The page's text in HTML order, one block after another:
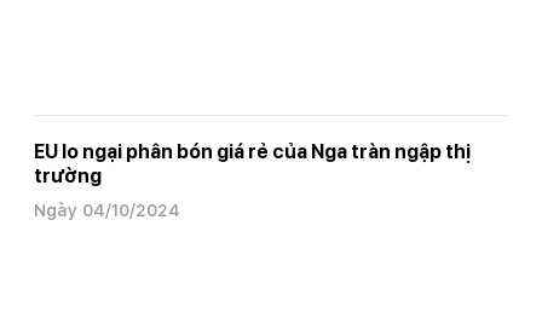
EU lo ngại phân bón giá rẻ của Nga tràn ngập thị
trường
Ngày 04/10/2024